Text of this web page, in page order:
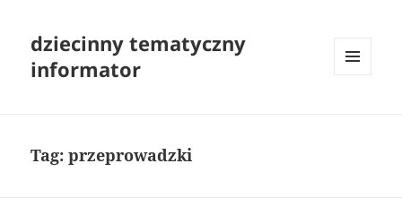
dziecinny tematyczny
informator
Tag:przeprowadzki